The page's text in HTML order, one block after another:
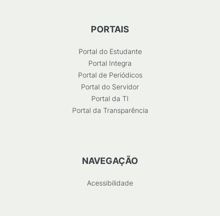
PORTAIS
Portal do Estudante
Portal Integra
Portal de Periódicos
Portal do Servidor
Portal da TI
Portal da Transparência
NAVEGAÇÃO
Acessibilidade